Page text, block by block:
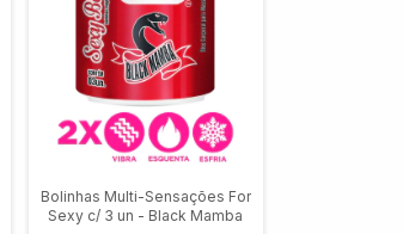
Bolinhas Multi-Sensações For
Sexy c/ 3 un - Black Mamba